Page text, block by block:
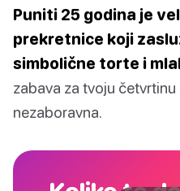
Puniti 25 godina je
prekretnice koji
simbolične torte i
zabava za tvoju
nezaboravna.